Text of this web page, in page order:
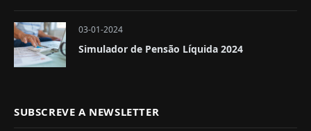
03-01-2024
Simulador de Pensão Líquida 2024
SUBSCREVE A NEWSLETTER